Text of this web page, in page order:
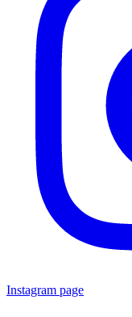
Instagram page